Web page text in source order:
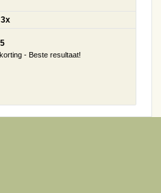
- Beste resultaat!